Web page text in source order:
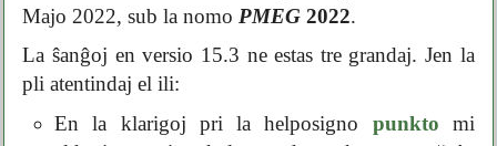
Majo 2022, sub la nomo PMEG 2022.
La ŝanĝoj en versio 15.3 ne estas tre grandaj. Jen la
pli atentindaj el ili:
En la klarigoj pri la helposigno punkto mi